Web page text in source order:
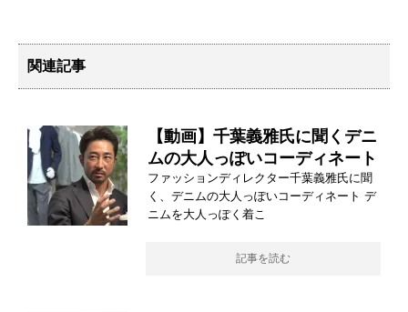
関連記事
【動画】千葉義雅氏に聞くデニ
ムの大人っぽいコーディネート
ファッションディレクター千葉義雅氏に聞
く、デニムの大人っぽいコーディネート デ
ニムを大人っぽく着こ
記事を読む